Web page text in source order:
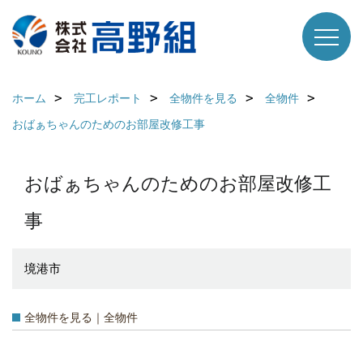
ホーム 完工レポート 全物件を見る
全物件
おばぁちゃんのためのお部屋改修工事
おばぁちゃんのためのお部屋改修工
事
境港市
全物件を見る｜全物件